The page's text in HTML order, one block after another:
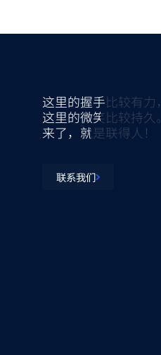
这里的握手比较有力，
这里的微笑比较持久。
来了，就是联得人！
联系我们